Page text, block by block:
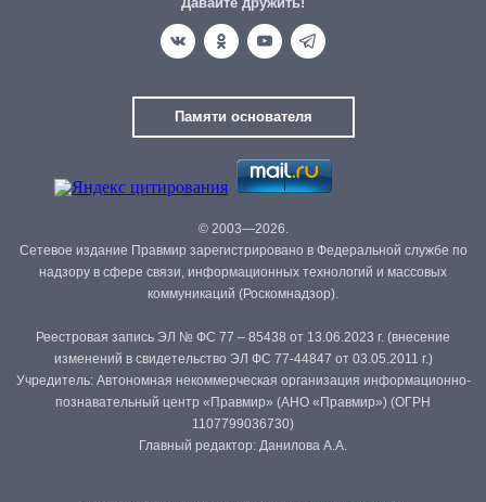
Памяти основателя
© 2003—2026.
Сетевое издание Правмир зарегистрировано в Федеральной службе по
надзору в сфере связи, информационных технологий и массовых
коммуникаций (Роскомнадзор).
Реестровая запись ЭЛ № ФС 77 – 85438 от 13.06.2023 г. (внесение
изменений в свидетельство ЭЛ ФС 77-44847 от 03.05.2011 г.)
Учредитель: Автономная некоммерческая организация информационно-
познавательный центр «Правмир» (АНО «Правмир») (ОГРН
1107799036730)
Главный редактор: Данилова А.А.